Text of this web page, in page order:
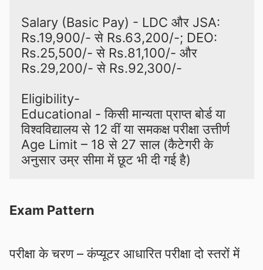
Salary (Basic Pay) - LDC और JSA:
Rs.19,900/- से Rs.63,200/-; DEO:
Rs.25,500/- से Rs.81,100/- और
Rs.29,200/- से Rs.92,300/-
Eligibility-
Educational - किसी मान्यता प्राप्त बोर्ड या
विश्वविद्यालय से 12 वीं या समकक्ष परीक्षा उत्तीर्ण
Age Limit – 18 से 27 साल (कैटेगरी के
अनुसार उम्र सीमा में छूट भी दी गई है)
Exam Pattern
परीक्षा के चरण – कंप्यूटर आधारित परीक्षा दो स्तरों में